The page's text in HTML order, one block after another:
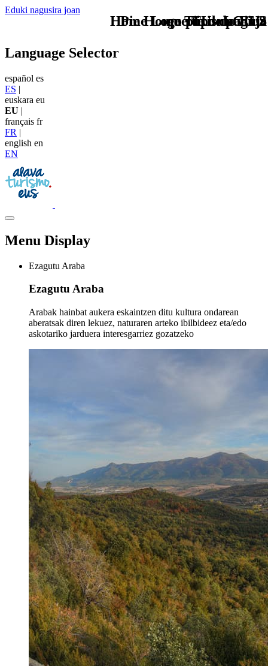
Eduki nagusira joan
TU - LOGO
Language Selector
español es
ES |
euskara eu
EU |
français fr
FR |
english en
EN
Menu Display
Ezagutu Araba
Ezagutu Araba
Arabak hainbat aukera eskaintzen ditu kultura ondarean
aberatsak diren lekuez, naturaren arteko ibilbideez eta/edo
askotariko jarduera interesgarriez gozatzeko
que tipo de viaje
Home Logo pie de página
Pie Home Turismo EUS